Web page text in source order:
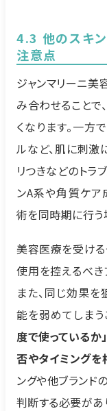
4.3 他のスキ
注意点
ジャンマリーニ美
み合わせることで
くなります。一方
ルなど、肌に刺激
リつきなどのトラ
ンA系や角質ケ
術を同時期に行う
美容医療を受ける
使用を控えるべき
また、同じ効果
能を弱めてしまう
度で使っているか
否やタイミングを
ングや他ブランド
判断する必要があ